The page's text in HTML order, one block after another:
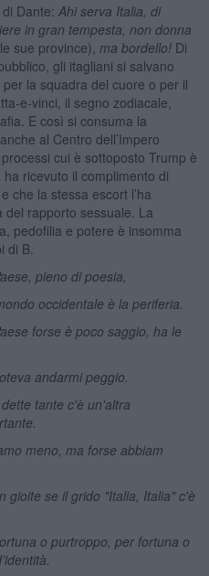
Dante: Ahi serva Italia, di
in gran tempesta, non donna
sue province), ma bordello! Di
gli itagliani si salvano
la squadra del cuore o per il
e-vinci, il segno zodiacale,
E così si consuma la
al Centro dell’Impero
cui è sottoposto Trump è
ricevuto il complimento di
che la stessa escort l’ha
del rapporto sessuale. La
pedofilia e potere è insomma
di B.
pieno di poesia,
occidentale è la periferia.
forse è poco saggio, ha le
andarmi peggio.
tante c'è un'altra
meno, ma forse abbiam
gioite se il grido "Italia, Italia" c'è
o purtroppo, per fortuna o